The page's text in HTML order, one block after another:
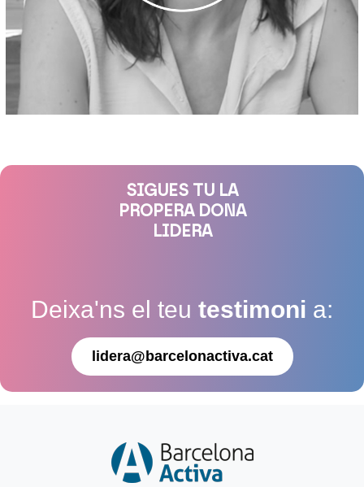
SIGUES TU LA
PROPERA DONA
LIDERA
Deixa'ns el teu testimoni a:
lidera@barcelonactiva.cat